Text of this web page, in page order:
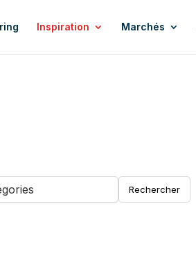
Inspiration Marchés
Rechercher